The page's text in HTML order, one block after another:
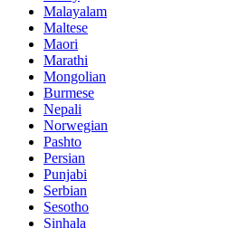
Malayalam
Maltese
Maori
Marathi
Mongolian
Burmese
Nepali
Norwegian
Pashto
Persian
Punjabi
Serbian
Sesotho
Sinhala